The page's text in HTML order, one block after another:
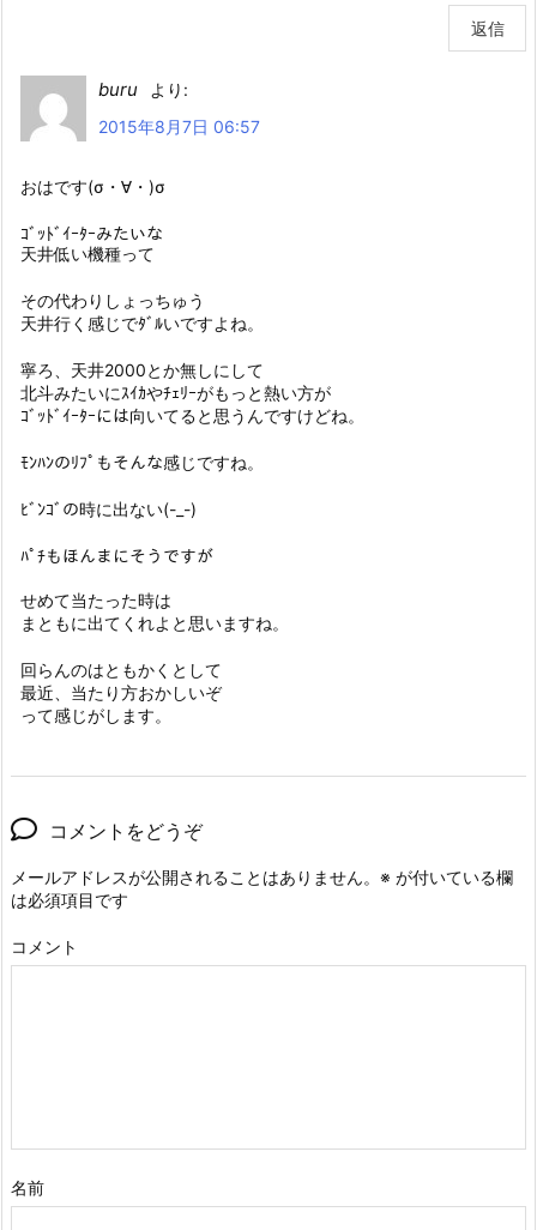
返信
buru
より:
2015年8月7日 06:57
おはです(σ・∀・)σ
ｺﾞｯﾄﾞｲｰﾀｰみたいな
天井低い機種って
その代わりしょっちゅう
天井行く感じでﾀﾞﾙいですよね。
寧ろ、天井2000とか無しにして
北斗みたいにｽｲｶやﾁｪﾘｰがもっと熱い方が
ｺﾞｯﾄﾞｲｰﾀｰには向いてると思うんですけどね。
ﾓﾝﾊﾝのﾘﾌﾟもそんな感じですね。
ﾋﾞﾝｺﾞの時に出ない(-_-)
ﾊﾟﾁもほんまにそうですが
せめて当たった時は
まともに出てくれよと思いますね。
回らんのはともかくとして
最近、当たり方おかしいぞ
って感じがします。
コメントをどうぞ
メールアドレスが公開されることはありません。 ※ が付いている欄
は必須項目です
コメント
名前